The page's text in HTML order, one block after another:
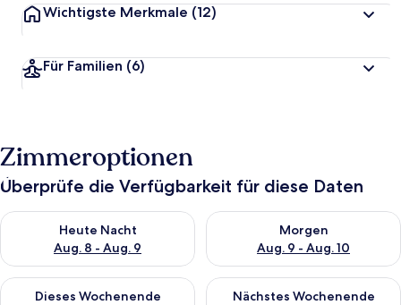
Wichtigste Merkmale (12)
Für Familien (6)
Zimmeroptionen
Überprüfe die Verfügbarkeit für diese Daten
Heute Nacht
Aug. 8 - Aug. 9
Überprüfe die Verfügbarkeit für heute Nacht, Aug. 8 - Aug. 9.
Morgen
Aug. 9 - Aug. 10
Überprüfe die Verfügbarkeit
Dieses Wochenende
Überprüfe die Verfügbarkeit für dieses Wochenende, Aug. 14
Nächstes Wochenende
Überprüfe die Verfügbarkeit